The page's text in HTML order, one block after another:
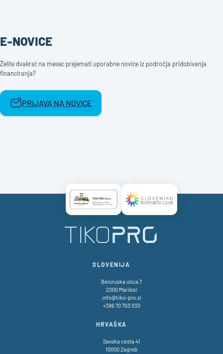
E-NOVICE
Želite dvakrat na mesec prejemati uporabne novice iz področja pridobivanja
financiranja?
PRIJAVA NA NOVICE
Certificate AAA LogoCertificate SBC Logo
SLOVENIJA
Beloruska ulica 7
2000 Maribor
info@tiko-pro.si
+386 70 703 030
HRVAŠKA
Savska cesta 41
10000 Zagreb